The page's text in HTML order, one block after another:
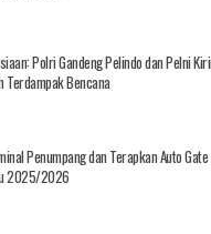
Polri Gandeng Pelindo dan Pelni
Terdampak Bencana
Penumpang dan Terapkan Auto Gate
2025/2026